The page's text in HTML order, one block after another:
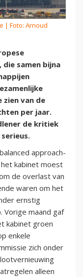
| Foto: Arnoud
die samen bijna
van de
per jaar.
de kritiek
approach-
kabinet moest
de overlast van
waren om het
ernstig
Vorige maand gaf
kabinet groen
enkele
zich onder
alleen